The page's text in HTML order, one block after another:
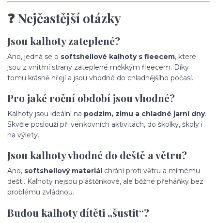
❓ Nejčastější otázky
Jsou kalhoty zateplené?
Ano, jedná se o softshellové kalhoty s fleecem, které
jsou z vnitřní strany zateplené měkkým fleecem. Díky
tomu krásně hřejí a jsou vhodné do chladnějšího počasí.
Pro jaké roční období jsou vhodné?
Kalhoty jsou ideální na podzim, zimu a chladné jarní dny.
Skvěle poslouží při venkovních aktivitách, do školky, školy i
na výlety.
Jsou kalhoty vhodné do deště a větru?
Ano, softshellový materiál chrání proti větru a mírnému
dešti. Kalhoty nejsou pláštěnkové, ale běžné přeháňky bez
problému zvládnou.
Budou kalhoty dítěti „šustit“?